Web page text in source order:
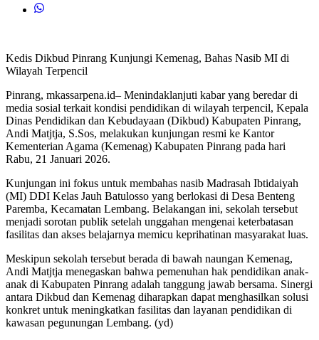
Kedis Dikbud Pinrang Kunjungi Kemenag, Bahas Nasib MI di
Wilayah Terpencil
Pinrang, mkassarpena.id– Menindaklanjuti kabar yang beredar di
media sosial terkait kondisi pendidikan di wilayah terpencil, Kepala
Dinas Pendidikan dan Kebudayaan (Dikbud) Kabupaten Pinrang,
Andi Matjtja, S.Sos, melakukan kunjungan resmi ke Kantor
Kementerian Agama (Kemenag) Kabupaten Pinrang pada hari
Rabu, 21 Januari 2026.
Kunjungan ini fokus untuk membahas nasib Madrasah Ibtidaiyah
(MI) DDI Kelas Jauh Batulosso yang berlokasi di Desa Benteng
Paremba, Kecamatan Lembang. Belakangan ini, sekolah tersebut
menjadi sorotan publik setelah unggahan mengenai keterbatasan
fasilitas dan akses belajarnya memicu keprihatinan masyarakat luas.
Meskipun sekolah tersebut berada di bawah naungan Kemenag,
Andi Matjtja menegaskan bahwa pemenuhan hak pendidikan anak-
anak di Kabupaten Pinrang adalah tanggung jawab bersama. Sinergi
antara Dikbud dan Kemenag diharapkan dapat menghasilkan solusi
konkret untuk meningkatkan fasilitas dan layanan pendidikan di
kawasan pegunungan Lembang. (yd)